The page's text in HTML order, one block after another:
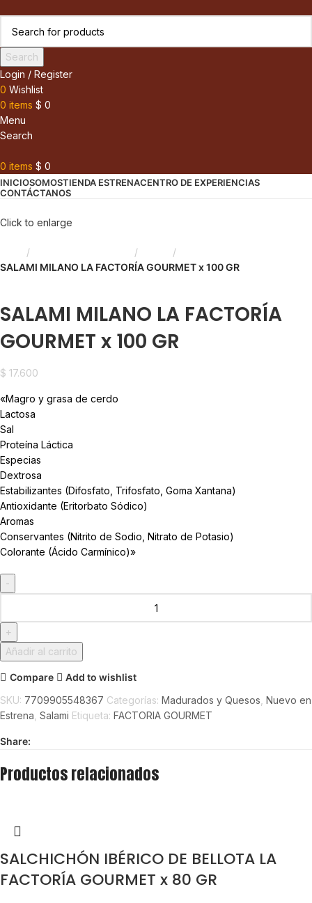
Search
Login / Register
0 Wishlist
0 items $ 0
Menu
Search
0 items $ 0
INICIOSOMOSTIENDA ESTRENACENTRO DE EXPERIENCIAS
CONTÁCTANOS
Click to enlarge
SALAMI MILANO LA FACTORÍA GOURMET x 100 GR
SALAMI MILANO LA FACTORÍA
GOURMET x 100 GR
$ 17.600
«Magro y grasa de cerdo
Lactosa
Sal
Proteína Láctica
Especias
Dextrosa
Estabilizantes (Difosfato, Trifosfato, Goma Xantana)
Antioxidante (Eritorbato Sódico)
Aromas
Conservantes (Nitrito de Sodio, Nitrato de Potasio)
Colorante (Ácido Carmínico)»
Añadir al carrito
Compare
Add to wishlist
SKU: 7709905548367 Categorías: Madurados y Quesos Nuevo en
Estrena Salami Etiqueta: FACTORIA GOURMET
Share:
Productos relacionados
SALCHICHÓN IBÉRICO DE BELLOTA LA
FACTORÍA GOURMET x 80 GR